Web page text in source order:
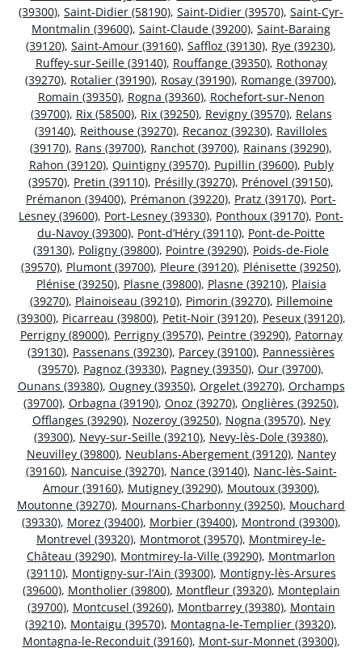
(39300), Saint-Didier (58190), Saint-Didier (39570), Saint-Cyr-
Montmalin (39600), Saint-Claude (39200), Saint-Baraing
(39120), Saint-Amour (39160), Saffloz (39130), Rye (39230),
Ruffey-sur-Seille (39140), Rouffange (39350), Rothonay
(39270), Rotalier (39190), Rosay (39190), Romange (39700),
Romain (39350), Rogna (39360), Rochefort-sur-Nenon
(39700), Rix (58500), Rix (39250), Revigny (39570), Relans
(39140), Reithouse (39270), Recanoz (39230), Ravilloles
(39170), Rans (39700), Ranchot (39700), Rainans (39290),
Rahon (39120), Quintigny (39570), Pupillin (39600), Publy
(39570), Pretin (39110), Présilly (39270), Prénovel (39150),
Prémanon (39400), Prémanon (39220), Pratz (39170), Port-
Lesney (39600), Port-Lesney (39330), Ponthoux (39170), Pont-
du-Navoy (39300), Pont-d’Héry (39110), Pont-de-Poitte
(39130), Poligny (39800), Pointre (39290), Poids-de-Fiole
(39570), Plumont (39700), Pleure (39120), Plénisette (39250),
Plénise (39250), Plasne (39800), Plasne (39210), Plaisia
(39270), Plainoiseau (39210), Pimorin (39270), Pillemoine
(39300), Picarreau (39800), Petit-Noir (39120), Peseux (39120),
Perrigny (89000), Perrigny (39570), Peintre (39290), Patornay
(39130), Passenans (39230), Parcey (39100), Pannessières
(39570), Pagnoz (39330), Pagney (39350), Our (39700),
Ounans (39380), Ougney (39350), Orgelet (39270), Orchamps
(39700), Orbagna (39190), Onoz (39270), Onglières (39250),
Offlanges (39290), Nozeroy (39250), Nogna (39570), Ney
(39300), Nevy-sur-Seille (39210), Nevy-lès-Dole (39380),
Neuvilley (39800), Neublans-Abergement (39120), Nantey
(39160), Nancuise (39270), Nance (39140), Nanc-lès-Saint-
Amour (39160), Mutigney (39290), Moutoux (39300),
Moutonne (39270), Mournans-Charbonny (39250), Mouchard
(39330), Morez (39400), Morbier (39400), Montrond (39300),
Montrevel (39320), Montmorot (39570), Montmirey-le-
Château (39290), Montmirey-la-Ville (39290), Montmarlon
(39110), Montigny-sur-l’Ain (39300), Montigny-lès-Arsures
(39600), Montholier (39800), Montfleur (39320), Monteplain
(39700), Montcusel (39260), Montbarrey (39380), Montain
(39210), Montaigu (39570), Montagna-le-Templier (39320),
Montagna-le-Reconduit (39160), Mont-sur-Monnet (39300),